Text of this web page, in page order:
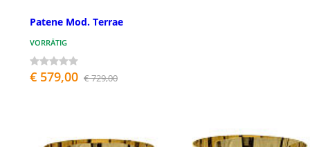
Patene Mod. Terrae
VORRÄTIG
€ 579,00 € 729,00